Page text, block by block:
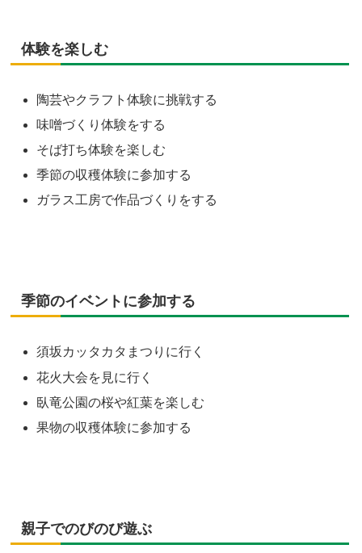
体験を楽しむ
陶芸やクラフト体験に挑戦する
味噌づくり体験をする
そば打ち体験を楽しむ
季節の収穫体験に参加する
ガラス工房で作品づくりをする
季節のイベントに参加する
須坂カッタカタまつりに行く
花火大会を見に行く
臥竜公園の桜や紅葉を楽しむ
果物の収穫体験に参加する
親子でのびのび遊ぶ